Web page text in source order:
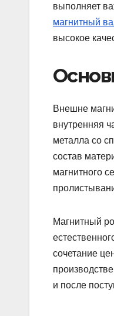
выполняет
магнитный
высокое
Внешне
внутренняя
металла со
состав
магнитного
Магнитный
сочетание
и после